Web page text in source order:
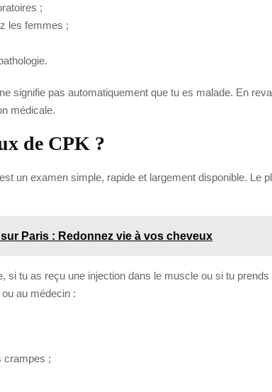
;
les femmes ;
signifie pas automatiquement que tu es malade. En
médicale.
de CPK ?
un examen simple, rapide et largement disponible.
Paris : Redonnez vie à vos cheveux
si tu as reçu une injection dans le muscle ou si tu
au médecin :
crampes ;